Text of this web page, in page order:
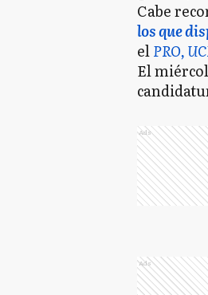
Cabe
los que
elPRO,
El
Ads
Ads